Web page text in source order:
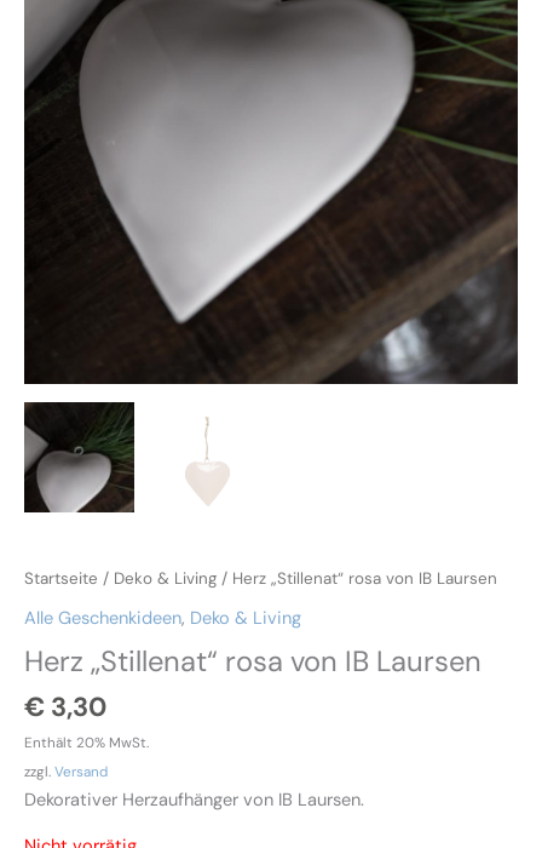
Startseite / Deko & Living / Herz „Stillenat“ rosa von IB Laursen
Alle Geschenkideen, Deko & Living
Herz „Stillenat“ rosa von IB Laursen
€ 3,30
Enthält 20% MwSt.
zzgl.Versand
Dekorativer Herzaufhänger von IB Laursen.